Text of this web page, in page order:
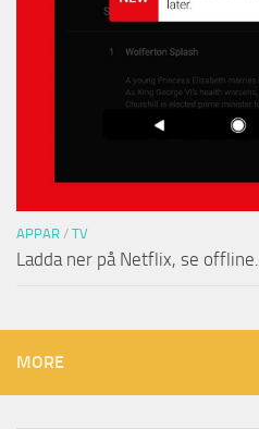
APPAR / TV
Ladda ner på Netflix, se offline.
MORE